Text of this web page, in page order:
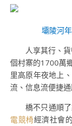
壩陵河
人享其行、
個村寨的1700萬
里高原年夜地上
流、信息流便捷
橋不只通順
電競椅經濟社會